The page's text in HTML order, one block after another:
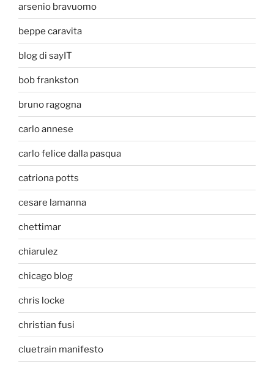
arsenio bravuomo
beppe caravita
blog di sayIT
bob frankston
bruno ragogna
carlo annese
carlo felice dalla pasqua
catriona potts
cesare lamanna
chettimar
chiarulez
chicago blog
chris locke
christian fusi
cluetrain manifesto